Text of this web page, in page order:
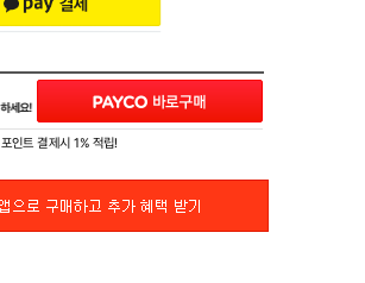
포인트 결제시 1% 적립!